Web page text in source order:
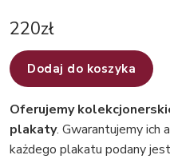
220zł
Dodaj do koszyka
Oferujemy
plakaty. Gwarantujemy ich
każdego plakatu podany